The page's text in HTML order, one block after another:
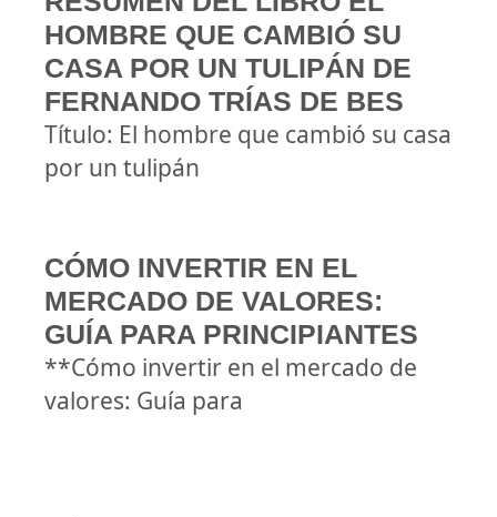
HOMBRE QUE CAMBIÓ SU
CASA POR UN TULIPÁN DE
FERNANDO TRÍAS DE BES
Título: El hombre que cambió su casa
por un tulipán
CÓMO INVERTIR EN EL
MERCADO DE VALORES:
GUÍA PARA PRINCIPIANTES
**Cómo invertir en el mercado de
valores: Guía para